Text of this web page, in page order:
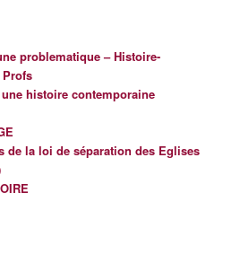
problematique – Histoire-
Profs
histoire contemporaine
de la loi de séparation des Eglises